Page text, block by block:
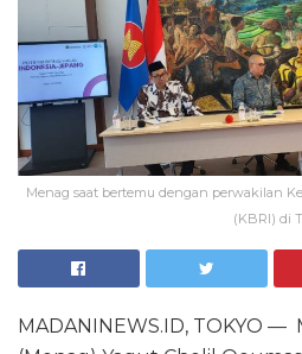
Menag saat bertemu dengan perwakilan
(KBRI) di
MADANINEWS.ID, TOKYO —